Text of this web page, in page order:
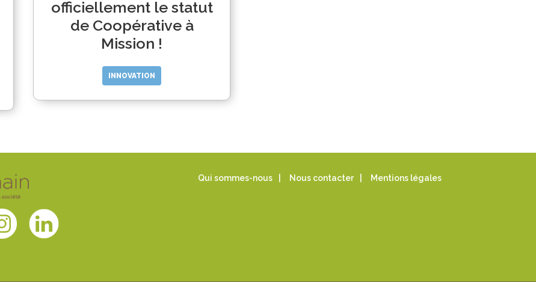
officiellement le statut
de Coopérative à
Mission !
INNOVATION
Qui sommes-nous Nous contacter Mentions légales